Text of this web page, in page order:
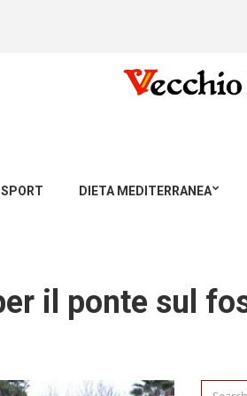
SPORT DIETA MEDITERRANEA
il ponte sul
Search